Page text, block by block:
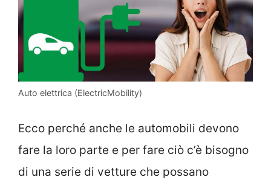
Auto elettrica (ElectricMobility)
Ecco perché anche le automobili devono
fare la loro parte e per fare ciò c’è bisogno
di una serie di vetture che possano